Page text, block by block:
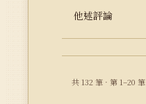
他述評論
共 132 筆 · 第 1–20 筆